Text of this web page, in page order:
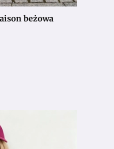
beżowa